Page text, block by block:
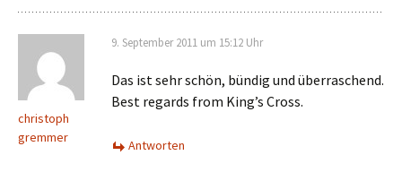
christoph
gremmer
9. September 2011 um 15:12 Uhr
Das ist sehr schön, bündig und überraschend.
Best regards from King’s Cross.
Antworten